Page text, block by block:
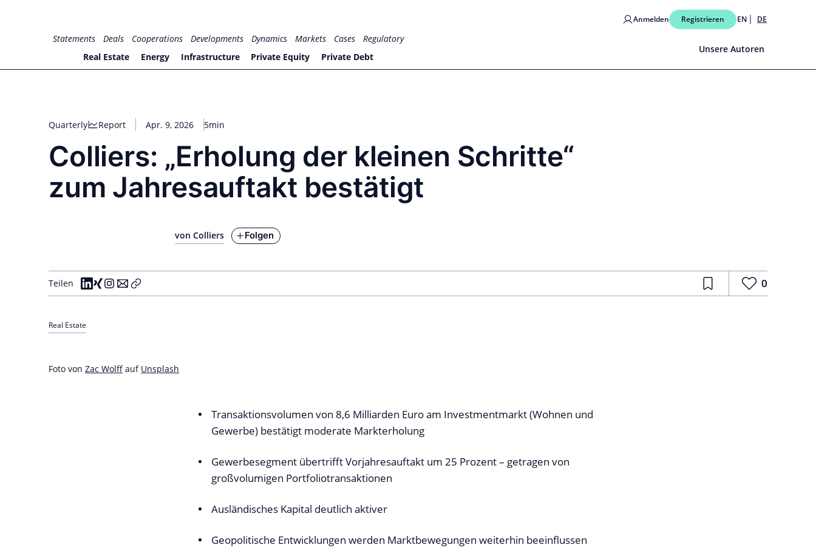
for PHYSIC ASSETS
Anmelden Registrieren EN DE
Statements Deals Cooperations Developments Dynamics Markets Cases
Regulatory
Real Estate
Energy Infrastructure Private Equity Private Debt
Unsere Autoren
Quarterly Report Apr. 9, 2026 5min
Colliers: „Erholung der kleinen Schritte“
zum Jahresauftakt bestätigt
von Colliers Folgen
Teilen 0
Real Estate
Foto von Zac Wolff auf Unsplash
Transaktionsvolumen von 8,6 Milliarden Euro am Investmentmarkt (Wohnen und
Gewerbe) bestätigt moderate Markterholung
Gewerbesegment übertrifft Vorjahresauftakt um 25 Prozent – getragen von
großvolumigen Portfoliotransaktionen
Ausländisches Kapital deutlich aktiver
Geopolitische Entwicklungen werden Marktbewegungen weiterhin beeinflussen